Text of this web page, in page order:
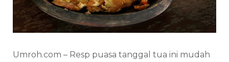
Umroh.com – Resp puasa tanggal tua ini mudah